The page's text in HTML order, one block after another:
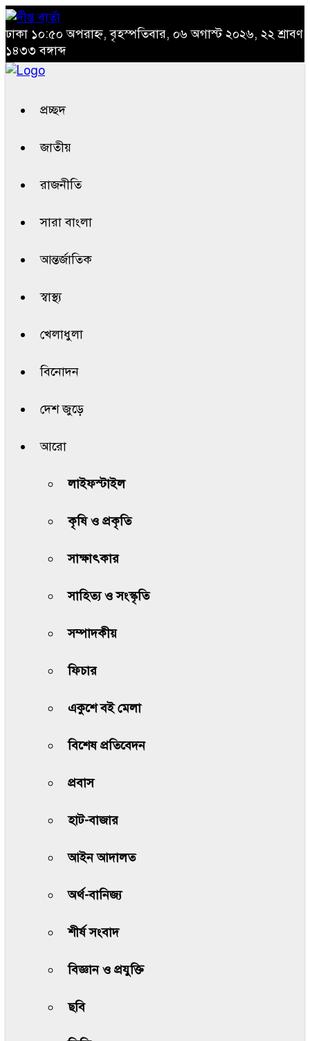
ঢাকা ১০:৫০ অপরাহ্ন, বৃহস্পতিবার, ০৬ অগাস্ট ২০২৬, ২২ শ্রাবণ
১৪৩৩ বঙ্গাব্দ
প্রচ্ছদ
জাতীয়
রাজনীতি
সারা বাংলা
আন্তর্জাতিক
স্বাস্থ্য
খেলাধুলা
বিনোদন
দেশ জুড়ে
আরো
লাইফস্টাইল
কৃষি ও প্রকৃতি
সাক্ষাৎকার
সাহিত্য ও সংস্কৃতি
সম্পাদকীয়
ফিচার
একুশে বই মেলা
বিশেষ প্রতিবেদন
প্রবাস
হাট-বাজার
আইন আদালত
অর্থ-বানিজ্য
শীর্ষ সংবাদ
বিজ্ঞান ও প্রযুক্তি
ছবি